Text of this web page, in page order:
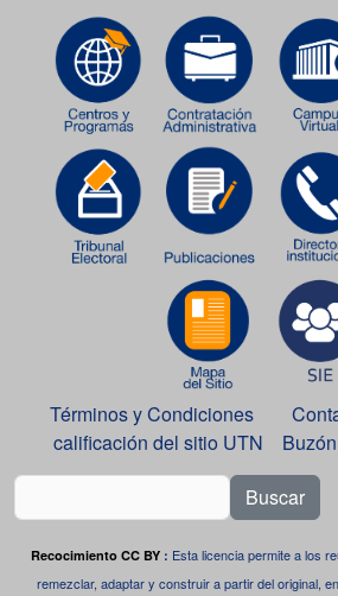
Términos y Condiciones
calificación del sitio UTN
Buscar
Recocimiento CC BY : Esta licencia permite a los
remezclar, adaptar y construir a partir del original,